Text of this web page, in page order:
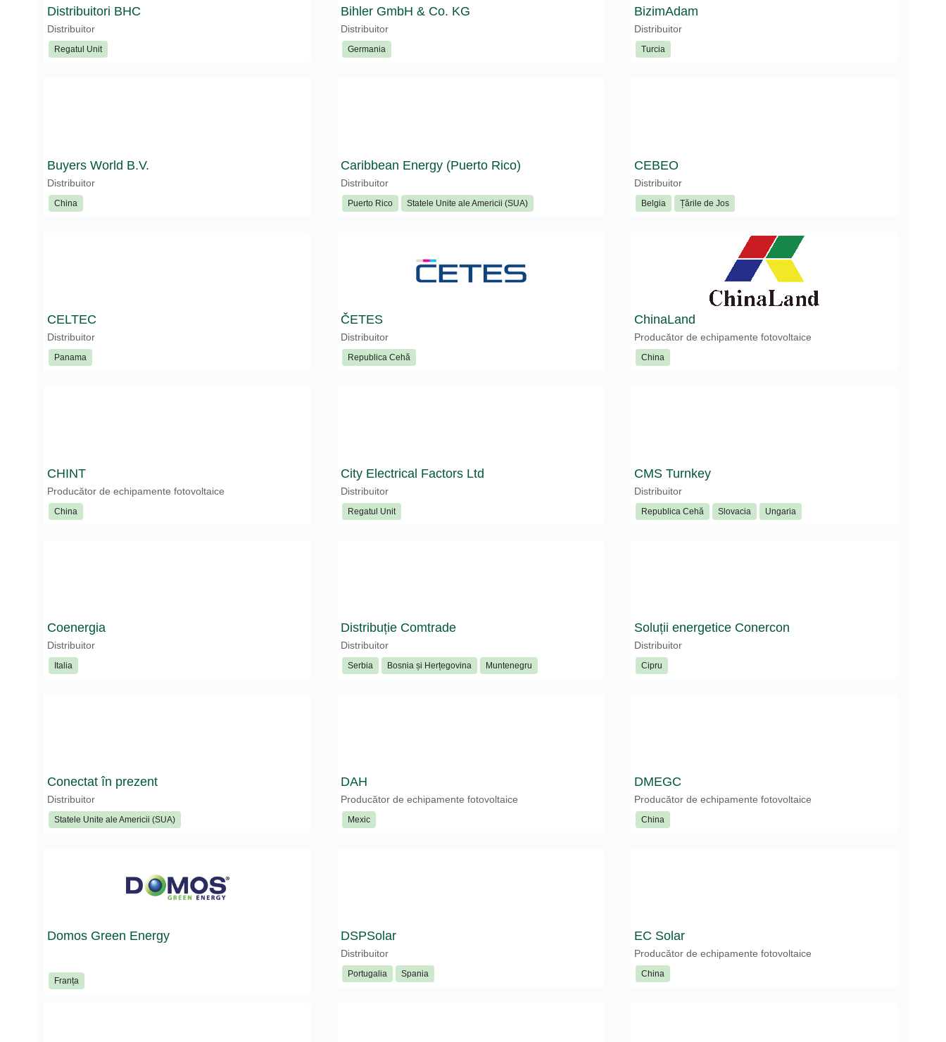
Distribuitori BHC
Distribuitor
Regatul Unit
Bihler GmbH & Co. KG
Distribuitor
Germania
BizimAdam
Distribuitor
Turcia
Buyers World B.V.
Distribuitor
China
Caribbean Energy (Puerto Rico)
Distribuitor
Puerto Rico Statele Unite ale Americii (SUA)
CEBEO
Distribuitor
Belgia Țările de Jos
CELTEC
Distribuitor
Panama
ČETES
Distribuitor
Republica Cehă
ChinaLand
Producător de echipamente fotovoltaice
China
CHINT
Producător de echipamente fotovoltaice
China
City Electrical Factors Ltd
Distribuitor
Regatul Unit
CMS Turnkey
Distribuitor
Republica Cehă Slovacia Ungaria
Coenergia
Distribuitor
Italia
Distribuție Comtrade
Distribuitor
Serbia Bosnia și Herțegovina Muntenegru
Soluții energetice Conercon
Distribuitor
Cipru
Conectat în prezent
Distribuitor
Statele Unite ale Americii (SUA)
DAH
Producător de echipamente fotovoltaice
Mexic
DMEGC
Producător de echipamente fotovoltaice
China
Domos Green Energy
Franța
DSPSolar
Distribuitor
Portugalia Spania
EC Solar
Producător de echipamente fotovoltaice
China